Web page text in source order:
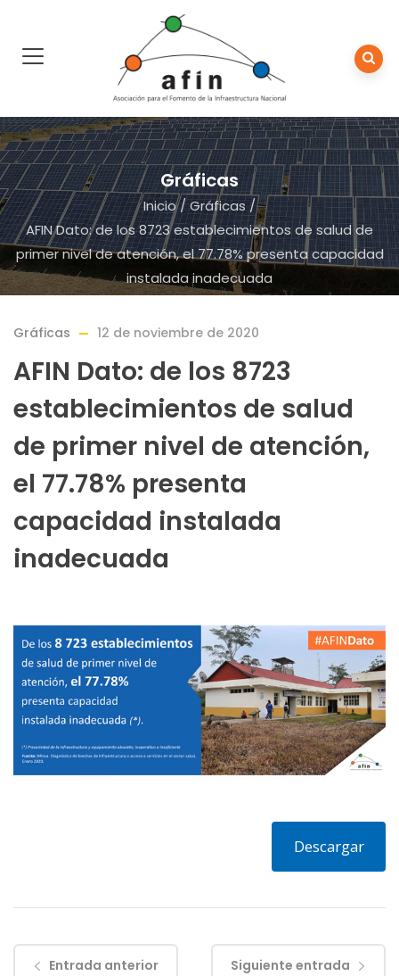
Gráficas
Inicio/Gráficas/
AFIN Dato: de los 8723 establecimientos de salud de
primer nivel de atención, el 77.78% presenta capacidad
instalada inadecuada
Gráficas 12 de noviembre de 2020
AFIN Dato: de los 8723
establecimientos de salud
de primer nivel de atención,
el 77.78% presenta
capacidad instalada
inadecuada
Descargar
Entrada anterior Siguiente entrada